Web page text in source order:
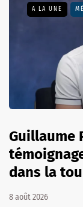
A LA UNE
Guillaume
dans la
8 août 2026